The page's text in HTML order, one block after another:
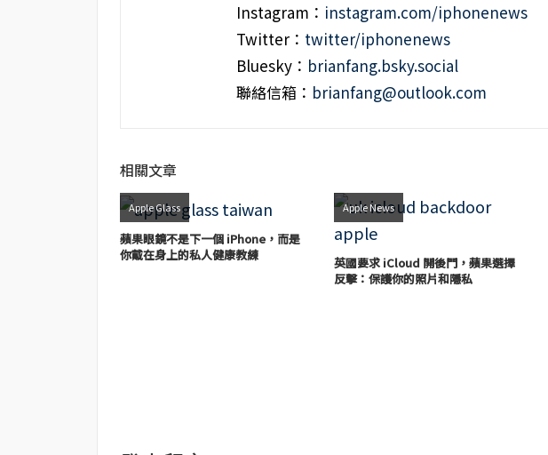
Instagram： instagram.com/iphonenews
Twitter： twitter/iphonenews
Bluesky： brianfang.bsky.social
聯絡信箱： brianfang@outlook.com
相關文章
Apple Glass
蘋果眼鏡不是下一個 iPhone，而是
你戴在身上的私人健康教練
Apple News
英國要求 iCloud 開後門，蘋果選擇
反擊：保護你的照片和隱私